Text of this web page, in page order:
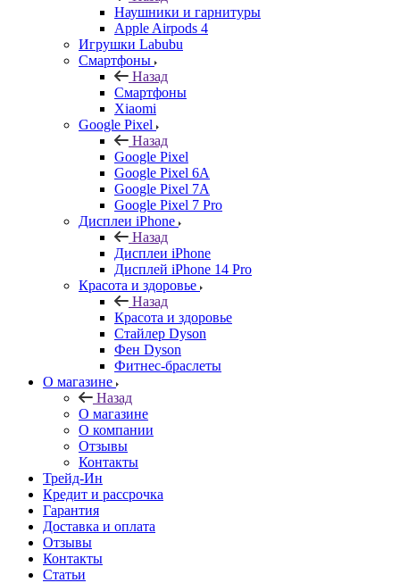
Наушники и гарнитуры
Apple Airpods 4
Игрушки Labubu
Смартфоны
Назад
Смартфоны
Xiaomi
Google Pixel
Назад
Google Pixel
Google Pixel 6A
Google Pixel 7А
Google Pixel 7 Pro
Дисплеи iPhone
Назад
Дисплеи iPhone
Дисплей iPhone 14 Pro
Красота и здоровье
Назад
Красота и здоровье
Стайлер Dyson
Фен Dyson
Фитнес-браслеты
О магазине
Назад
О магазине
О компании
Отзывы
Контакты
Трейд-Ин
Кредит и рассрочка
Гарантия
Доставка и оплата
Отзывы
Контакты
Статьи